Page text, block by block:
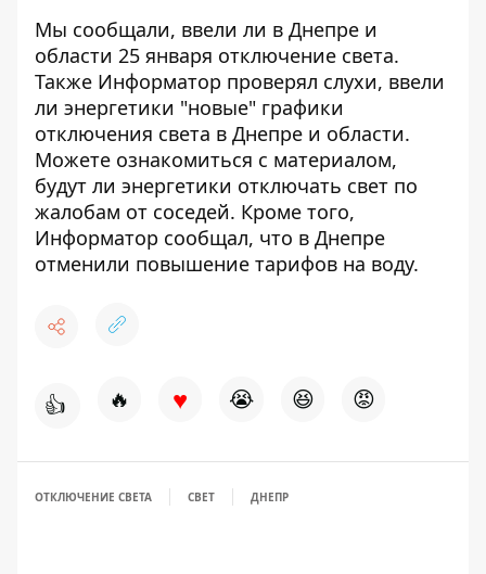
Мы сообщали, ввели ли в Днепре и
области 25 января отключение света.
Также Информатор проверял слухи, ввели
ли энергетики "новые" графики
отключения света в Днепре и области.
Можете ознакомиться с материалом,
будут ли энергетики отключать свет по
жалобам от соседей. Кроме того,
Информатор сообщал, что в Днепре
отменили повышение тарифов на воду.
👍 🔥 ♥ 😭 😆 😡
ОТКЛЮЧЕНИЕ СВЕТА СВЕТ ДНЕПР